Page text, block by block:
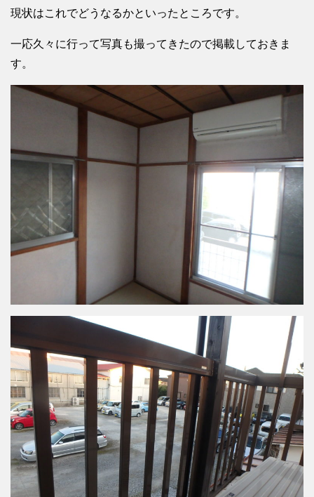
現状はこれでどうなるかといったところです。
一応久々に行って写真も撮ってきたので掲載しておきま
す。